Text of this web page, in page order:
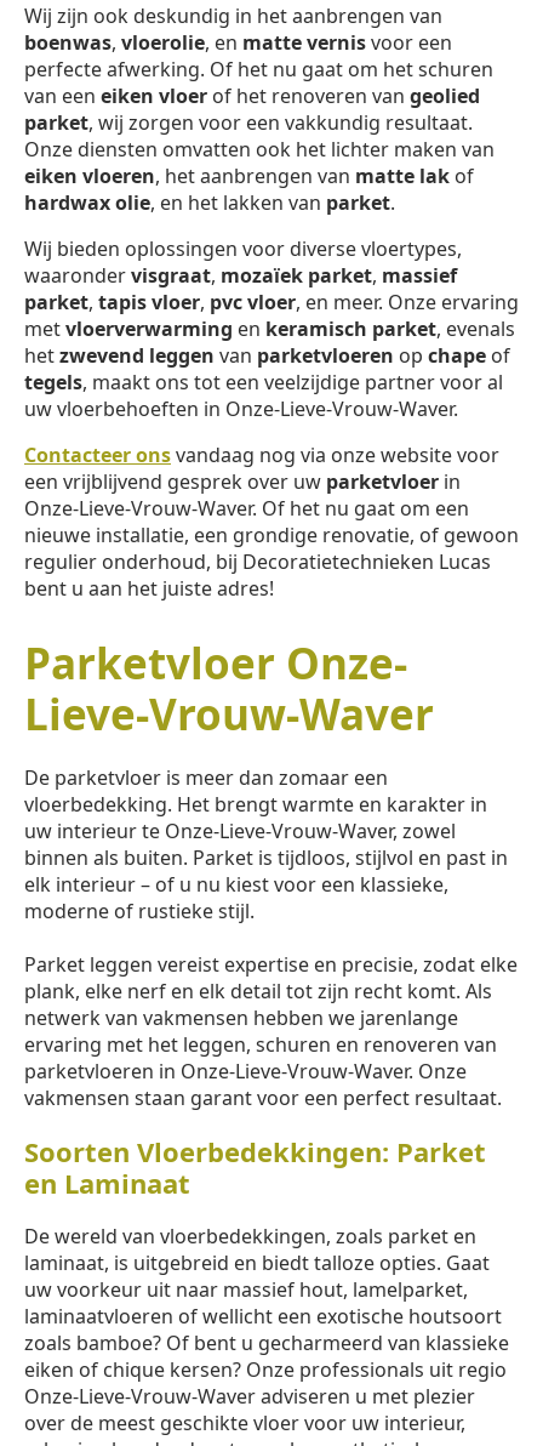
Wij zijn ook deskundig in het aanbrengen van
boenwas, vloerolie, en matte vernisvoor een
perfecte afwerking. Of het nu gaat om het schuren
van een eiken vloer of het renoveren van geolied
parket, wij zorgen voor een vakkundig resultaat.
Onze diensten omvatten ook het lichter maken van
eiken vloeren, het aanbrengen van matte lak of
hardwax olie, en het lakken van parket.
Wij bieden oplossingen voor diverse vloertypes,
waarondervisgraat, mozaïek parket, massief
parket, tapis vloer, pvc vloer, en meer. Onze ervaring
metvloerverwarming en keramisch parket, evenals
hetzwevend leggen van parketvloeren op chape of
tegels, maakt ons tot een veelzijdige partner voor al
uw vloerbehoeften in Onze-Lieve-Vrouw-Waver.
Contacteer onsvandaag nog via onze website voor
een vrijblijvend gesprek over uw parketvloer in
Onze-Lieve-Vrouw-Waver. Of het nu gaat om een
nieuwe installatie, een grondige renovatie, of gewoon
regulier onderhoud, bij Decoratietechnieken Lucas
bent u aan het juiste adres!
Parketvloer Onze-
Lieve-Vrouw-Waver
De parketvloer is meer dan zomaar een
vloerbedekking. Het brengt warmte en karakter in
uw interieur te Onze-Lieve-Vrouw-Waver, zowel
binnen als buiten. Parket is tijdloos, stijlvol en past in
elk interieur – of u nu kiest voor een klassieke,
moderne of rustieke stijl.
Parket leggen vereist expertise en precisie, zodat elke
plank, elke nerf en elk detail tot zijn recht komt. Als
netwerk van vakmensen hebben we jarenlange
ervaring met het leggen, schuren en renoveren van
parketvloeren in Onze-Lieve-Vrouw-Waver. Onze
vakmensen staan garant voor een perfect resultaat.
Soorten Vloerbedekkingen: Parket
en Laminaat
De wereld van vloerbedekkingen, zoals parket en
laminaat, is uitgebreid en biedt talloze opties. Gaat
uw voorkeur uit naar massief hout, lamelparket,
laminaatvloeren of wellicht een exotische houtsoort
zoals bamboe? Of bent u gecharmeerd van klassieke
eiken of chique kersen? Onze professionals uit regio
Onze-Lieve-Vrouw-Waver adviseren u met plezier
over de meest geschikte vloer voor uw interieur,